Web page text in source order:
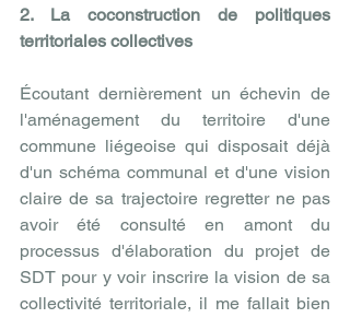
2. La coconstruction de politiques
territoriales collectives
Écoutant dernièrement un échevin de
l'aménagement du territoire d'une
commune liégeoise qui disposait déjà
d'un schéma communal et d'une vision
claire de sa trajectoire regretter ne pas
avoir été consulté en amont du
processus d'élaboration du projet de
SDT pour y voir inscrire la vision de sa
collectivité territoriale, il me fallait bien